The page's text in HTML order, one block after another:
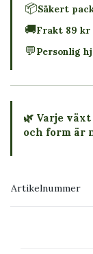
📦Säkert
🚚Frakt 89
💬Personlig
🌿 Varje
och form är
Artikelnummer